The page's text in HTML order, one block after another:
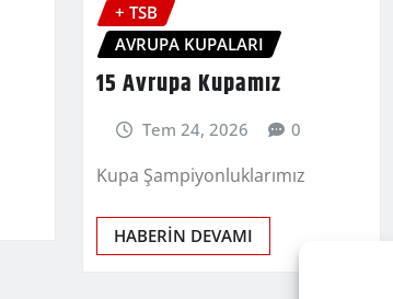
+ TSB
AVRUPA KUPALARI
15 Avrupa Kupamız
Tem 24, 2026 0
Kupa Şampiyonluklarımız
HABERİN DEVAMI